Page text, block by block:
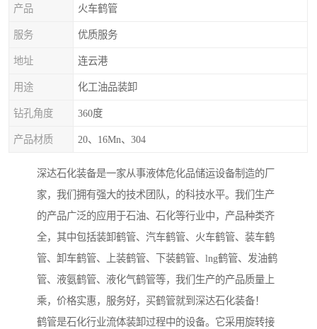
产品 火车鹤管
服务 优质服务
地址 连云港
用途 化工油品装卸
钻孔角度 360度
产品材质 20、16Mn、304
深达石化装备是一家从事液体危化品储运设备制造的厂
家，我们拥有强大的技术团队，的科技水平。我们生产
的产品广泛的应用于石油、石化等行业中，产品种类齐
全，其中包括装卸鹤管、汽车鹤管、火车鹤管、装车鹤
管、卸车鹤管、上装鹤管、下装鹤管、lng鹤管、发油鹤
管、液氨鹤管、液化气鹤管等，我们生产的产品质量上
乘，价格实惠，服务好，买鹤管就到深达石化装备！
鹤管是石化行业流体装卸过程中的设备。它采用旋转接